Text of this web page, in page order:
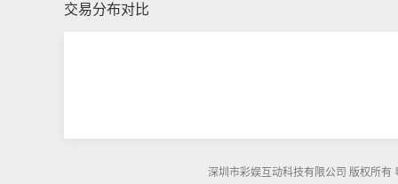
交易分布对比
深圳市彩娱互动科技有限公司 版权所